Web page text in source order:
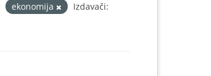
ekonomija
Izdavači: